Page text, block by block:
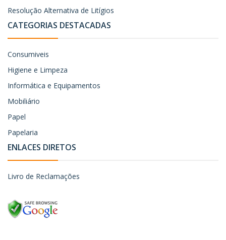
Resolução Alternativa de Litígios
CATEGORIAS DESTACADAS
Consumiveis
Higiene e Limpeza
Informática e Equipamentos
Mobiliário
Papel
Papelaria
ENLACES DIRETOS
Livro de Reclamações